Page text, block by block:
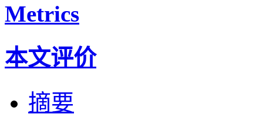
Metrics
本文评价
摘要